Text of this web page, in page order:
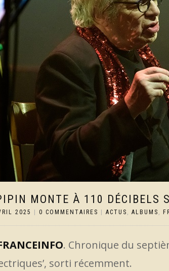
MONTE À 110 DÉCIBELS
2025 0 COMMENTAIRES ACTUS , ALBUMS ,
. Chronique du
sorti récemment.